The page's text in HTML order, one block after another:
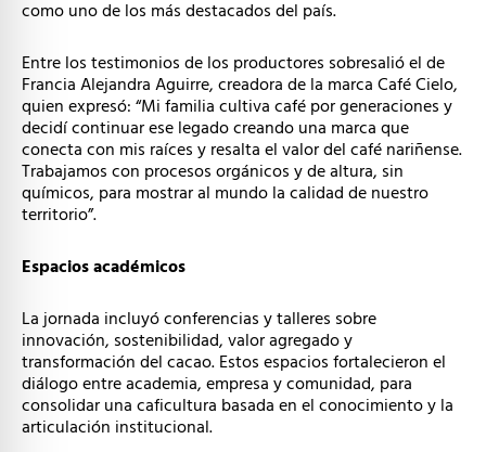
como uno de los más destacados del país.
Entre los testimonios de los productores sobresalió el de
Francia Alejandra Aguirre, creadora de la marca Café Cielo,
quien expresó: “Mi familia cultiva café por generaciones y
decidí continuar ese legado creando una marca que
conecta con mis raíces y resalta el valor del café nariñense.
Trabajamos con procesos orgánicos y de altura, sin
químicos, para mostrar al mundo la calidad de nuestro
territorio”.
Espacios académicos
La jornada incluyó conferencias y talleres sobre
innovación, sostenibilidad, valor agregado y
transformación del cacao. Estos espacios fortalecieron el
diálogo entre academia, empresa y comunidad, para
consolidar una caficultura basada en el conocimiento y la
articulación institucional.